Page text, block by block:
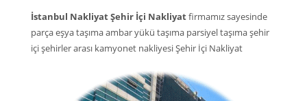
İstanbul Nakliyat Şehir İçi Nakliyatfirmamız sayesinde
parça eşya taşıma ambar yükü taşıma parsiyel taşıma şehir
içi şehirler arası kamyonet nakliyesi Şehir İçi Nakliyat